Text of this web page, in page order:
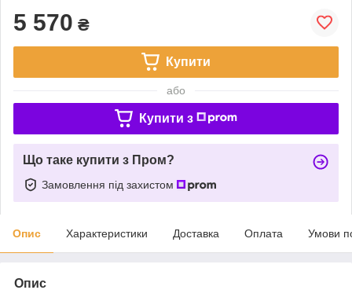
5 570 ₴
Купити
або
Купити з
Що таке купити з Пром?
Замовлення під захистом
Опис Характеристики Доставка Оплата Умови
Опис